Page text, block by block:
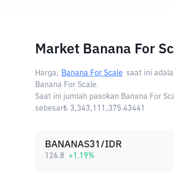
Market Banana For
Harga, Banana For Scale saat ini
Banana For Scale.
Saat ini jumlah pasokan Banana For
sebesar₺ 3,343,111,375.43441
BANANAS31/IDR
126.8 +1.19%